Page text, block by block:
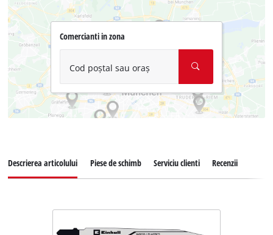
Comercianti in zona
Cod poștal sau oraș
Descrierea articolului Piese de schimb Serviciu clienti Recenzii